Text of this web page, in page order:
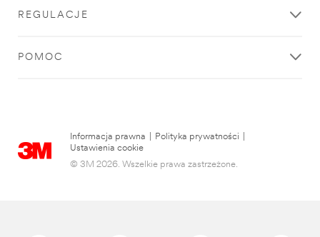
REGULACJE
POMOC
Informacja prawna Polityka prywatności
Ustawienia cookie
© 3M 2026. Wszelkie prawa zastrzeżone.